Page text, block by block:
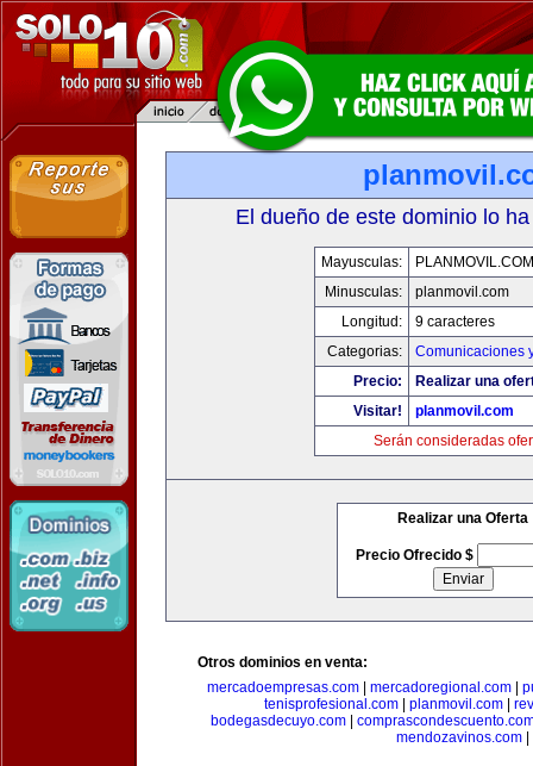
El dueño de este dominio lo
Mayusculas:
PLANMOVIL.COM
Minusculas:
planmovil.com
Longitud:
9 caracteres
Categorias:
Comunicaciones
Precio:
Realizar una
Visitar!
planmovil.com
Serán consideradas
Realizar una Oferta
Precio Ofrecido $
Otros dominios en venta:
mercadoempresas.com| mercadoregional.com|
tenisprofesional.com
planmovil.com
bodegasdecuyo.com
mendozavinos.com